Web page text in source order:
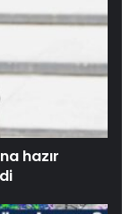
hazır